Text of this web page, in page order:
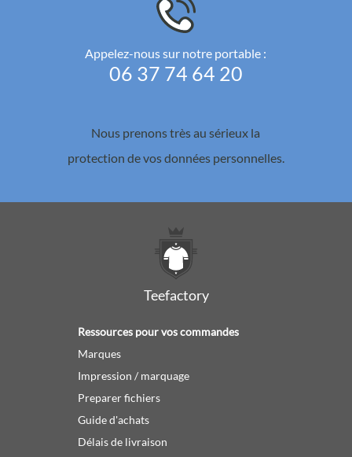
Appelez-nous sur notre portable :
06 37 74 64 20
Nous prenons très au sérieux la
protection de vos données personnelles.
Teefactory
Ressources pour vos commandes
Marques
Impression / marquage
Preparer fichiers
Guide d'achats
Délais de livraison